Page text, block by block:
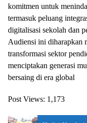
komitmen untuk
termasuk peluang
digitalisasi sekolah dan
Audiensi ini diharapkan
transformasi sektor
menciptakan generasi
bersaing di era global
Post Views: 1,173